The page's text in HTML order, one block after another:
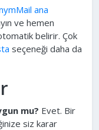
ana
ve hemen
belirir. Çok
seçeneği daha da
mu? Evet. Bir
siz karar